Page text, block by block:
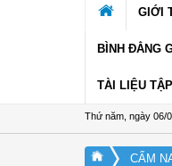
GIỚI
BÌNH ĐẲNG
TÀI LIỆU
Thứ năm, ngày 06/
CẨM